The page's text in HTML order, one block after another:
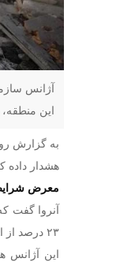
آژانس
این
به گزارش رواج ۲۴ به
هشدار داده
معرض
آنروا گفت
۲۳ درصد از این نیاز برآورده شده است.
این آژانس